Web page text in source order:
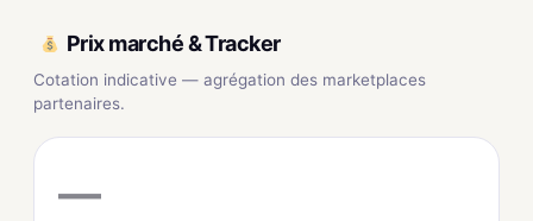
Prix marché & Tracker
Cotation indicative — agrégation des marketplaces
partenaires.
—